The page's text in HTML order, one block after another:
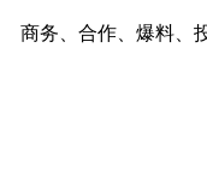
商务、合作、爆料、